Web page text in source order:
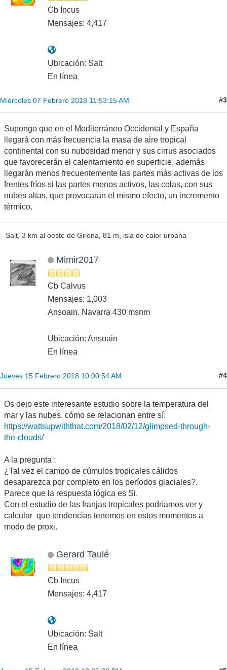
Cb Incus
Mensajes: 4,417
Ubicación: Salt
En línea
Miércoles 07 Febrero 2018 11:53:15 AM #3
Supongo que en el Mediterráneo Occidental y España
llegará con más frecuencia la masa de aire tropical
continental con su nubosidad menor y sus cirrus asociados
que favorecerán el calentamiento en superficie, además
llegarán menos frecuentemente las partes más activas de los
frentes fríos si las partes menos activos, las colas, con sus
nubes altas, que provocarán el mismo efecto, un incremento
térmico.
Salt, 3 km al oeste de Girona, 81 m, isla de calor urbana
Mimir2017
Cb Calvus
Mensajes: 1,003
Ansoain. Navarra 430 msnm
Ubicación: Ansoain
En línea
Jueves 15 Febrero 2018 10:00:54 AM #4
Os dejo este interesante estudio sobre la temperatura del
mar y las nubes, cómo se relacionan entre sí:
https://wattsupwiththat.com/2018/02/12/glimpsed-through-
the-clouds/
A la pregunta :
¿Tal vez el campo de cúmulos tropicales cálidos
desaparezca por completo en los períodos glaciales?.
Parece que la respuesta lógica es Si.
Con el estudio de las franjas tropicales podríamos ver y
calcular que tendencias tenemos en estos momentos a
modo de proxi.
Gerard Taulé
Cb Incus
Mensajes: 4,417
Ubicación: Salt
En línea